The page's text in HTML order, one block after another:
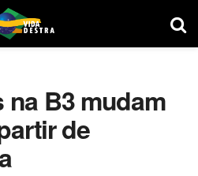
B3 mudam
de